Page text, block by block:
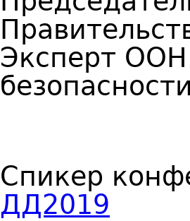
Эксперт
безопасности
Спикер
ДД2019